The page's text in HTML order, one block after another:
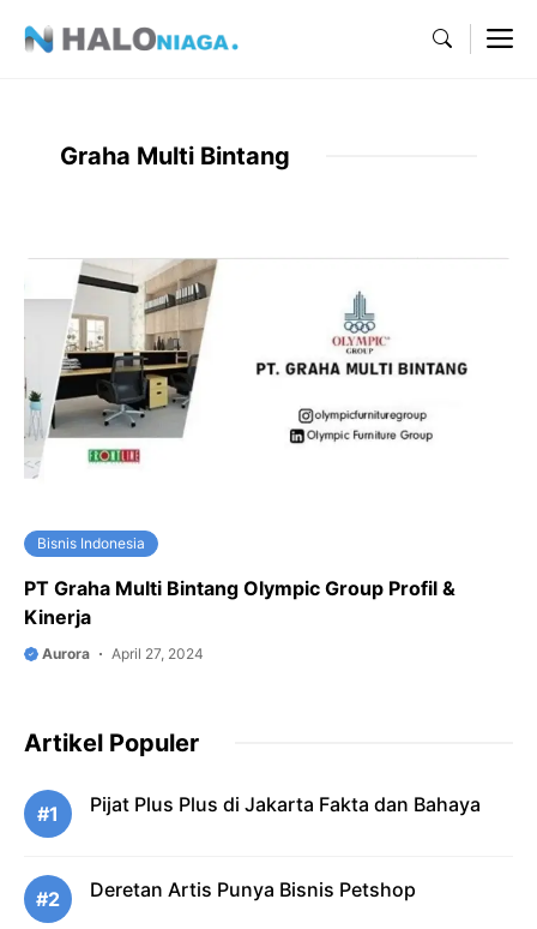
Graha Multi Bintang
Bisnis Indonesia
PT Graha Multi Bintang Olympic Group Profil &
Kinerja
Aurora April 27, 2024
Artikel Populer
#1 Pijat Plus Plus di Jakarta Fakta dan Bahaya
#2 Deretan Artis Punya Bisnis Petshop